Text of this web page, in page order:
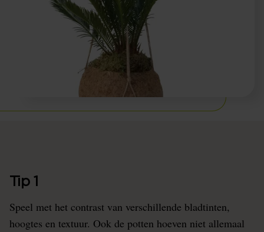
Tip 1
Speel met het contrast van verschillende bladtinten,
hoogtes en textuur. Ook de potten hoeven niet allemaal